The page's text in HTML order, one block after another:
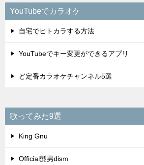
YouTubeでカラオケ
自宅でヒトカラする方法
YouTubeでキー変更ができるアプリ
ど定番カラオケチャンネル5選
歌ってみた9選
King Gnu
Official髭男dism